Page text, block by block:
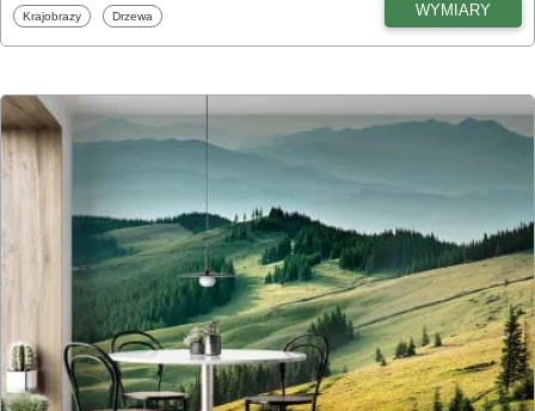
Fototapety
Krajobrazy Fototapety
Drzewa WYMIARY